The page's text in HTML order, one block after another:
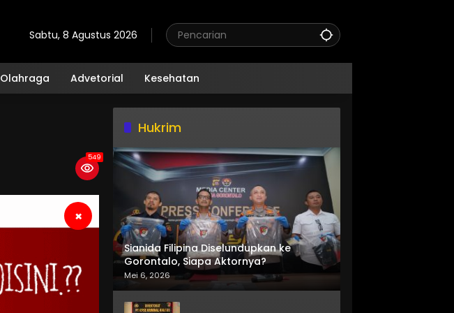
Sabtu, 8 Agustus 2026
Olahraga Advetorial Kesehatan
549
×
Hukrim
Sianida Filipina Diselundupkan ke
Gorontalo, Siapa Aktornya?
Mei 6, 2026